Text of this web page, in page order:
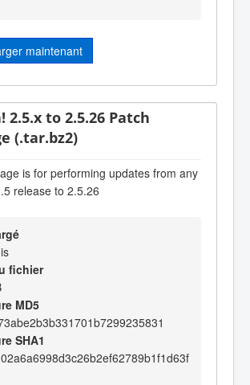
maintenant
2.5.x to 2.5.26 Patch
(.tar.bz2)
is for performing updates from any
release to 2.5.26
fichier
MD5
SHA1